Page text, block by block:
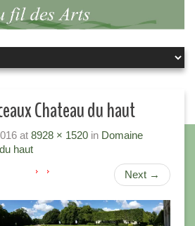
Chateau du haut
at 8928 × 1520 in Domaine
haut
Next →